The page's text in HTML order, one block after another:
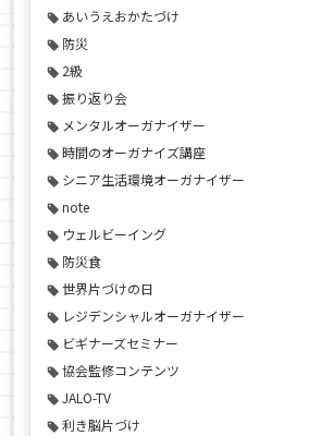
あいうえおかたづけ
防災
2級
振り返り会
メンタルオーガナイザー
時間のオーガナイズ講座
シニア生活環境オーガナイザー
note
ウェルビーイング
防災食
世界片づけの日
レジデンシャルオーガナイザー
ビギナーズセミナー
協会監修コンテンツ
JALO-TV
利き脳片づけ